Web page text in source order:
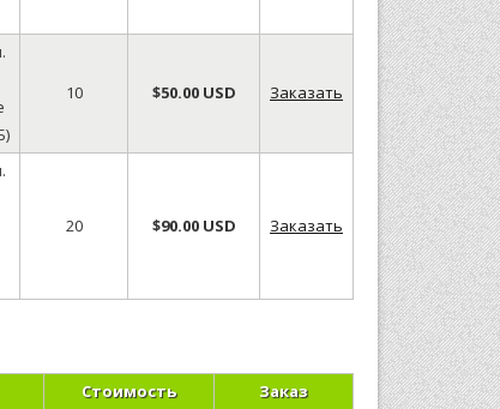
10 $50.00 USD Заказать
20 $90.00 USD Заказать
Стоимость
Заказ